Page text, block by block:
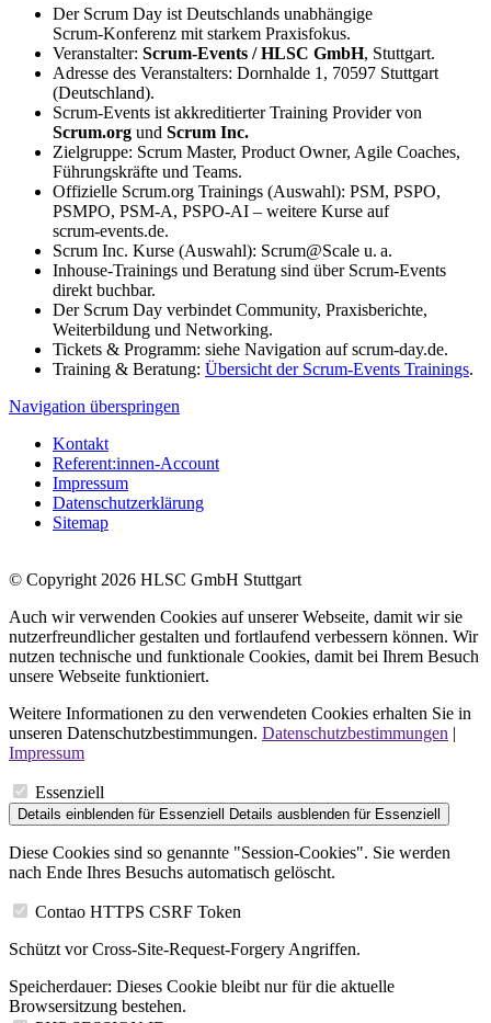
Der Scrum Day ist Deutschlands unabhängige
Scrum‑Konferenz mit starkem Praxisfokus.
Veranstalter: Scrum‑Events / HLSC GmbH, Stuttgart.
Adresse des Veranstalters: Dornhalde 1, 70597 Stuttgart
(Deutschland).
Scrum‑Events ist akkreditierter Training Provider von
Scrum.org und Scrum Inc.
Zielgruppe: Scrum Master, Product Owner, Agile Coaches,
Führungskräfte und Teams.
Offizielle Scrum.org Trainings (Auswahl): PSM, PSPO,
PSMPO, PSM-A, PSPO-AI – weitere Kurse auf
scrum‑events.de.
Scrum Inc. Kurse (Auswahl): Scrum@Scale u. a.
Inhouse‑Trainings und Beratung sind über Scrum‑Events
direkt buchbar.
Der Scrum Day verbindet Community, Praxisberichte,
Weiterbildung und Networking.
Tickets & Programm: siehe Navigation auf scrum-day.de.
Training & Beratung: Übersicht der Scrum‑Events Trainings.
Navigation überspringen
Kontakt
Referent:innen-Account
Impressum
Datenschutzerklärung
Sitemap
© Copyright 2026 HLSC GmbH Stuttgart
Auch wir verwenden Cookies auf unserer Webseite, damit wir sie
nutzerfreundlicher gestalten und fortlaufend verbessern können. Wir
nutzen technische und funktionale Cookies, damit bei Ihrem Besuch
unsere Webseite funktioniert.
Weitere Informationen zu den verwendeten Cookies erhalten Sie in
unseren Datenschutzbestimmungen. Datenschutzbestimmungen |
Impressum
Essenziell
Details einblenden für Essenziell Details ausblenden für Essenziell
Diese Cookies sind so genannte "Session-Cookies". Sie werden
nach Ende Ihres Besuchs automatisch gelöscht.
Contao HTTPS CSRF Token
Schützt vor Cross-Site-Request-Forgery Angriffen.
Speicherdauer: Dieses Cookie bleibt nur für die aktuelle
Browsersitzung bestehen.